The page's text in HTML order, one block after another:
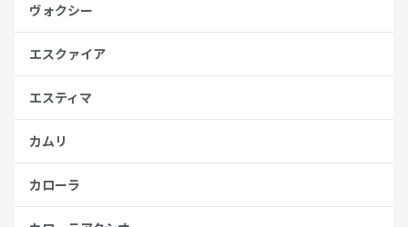
ヴォクシー
エスクァイア
エスティマ
カムリ
カローラ